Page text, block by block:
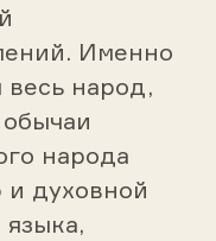
Именно
весь народ,
народа
и духовной